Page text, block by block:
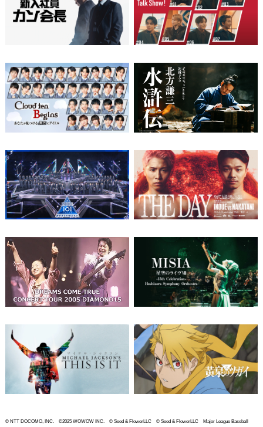
© NTT DOCOMO, INC. ©2025 WOWOW INC. © Seed & FlowerLLC © Seed & FlowerLLC Major League Baseball